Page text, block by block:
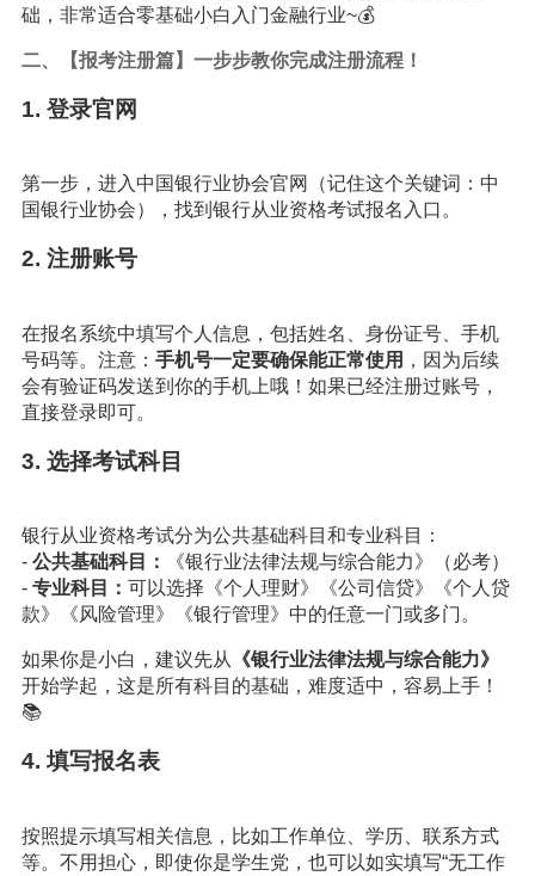
础，非常适合零基础小白入门金融行业~💰
二、【报考注册篇】一步步教你完成注册流程！
1. 登录官网
第一步，进入中国银行业协会官网（记住这个关键词：中
国银行业协会），找到银行从业资格考试报名入口。
2. 注册账号
在报名系统中填写个人信息，包括姓名、身份证号、手机
号码等。注意： 手机号一定要确保能正常使用 ，因为后续
会有验证码发送到你的手机上哦！如果已经注册过账号，
直接登录即可。
3. 选择考试科目
银行从业资格考试分为公共基础科目和专业科目：
- 公共基础科目：
《银行业法律法规与综合能力》（必考）
- 专业科目： 可以选择《个人理财》《公司信贷》《个人贷
款》《风险管理》《银行管理》中的任意一门或多门。
如果你是小白，建议先从
《银行业法律法规与综合能力》
开始学起，这是所有科目的基础，难度适中，容易上手！
📚
4. 填写报名表
按照提示填写相关信息，比如工作单位、学历、联系方式
等。不用担心，即使你是学生党，也可以如实填写“无工作